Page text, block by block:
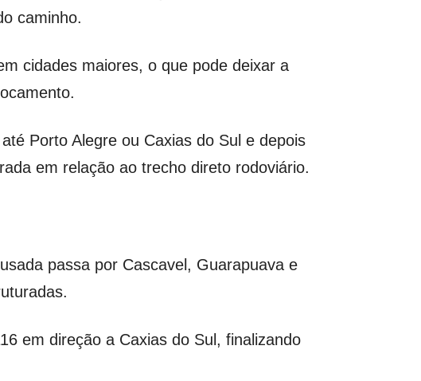
caminho.
cidades maiores, o que pode deixar a
Porto Alegre ou Caxias do Sul e depois
em relação ao trecho direto rodoviário.
passa por Cascavel, Guarapuava e
em direção a Caxias do Sul, finalizando